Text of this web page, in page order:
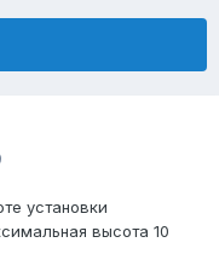
установки
высота 10